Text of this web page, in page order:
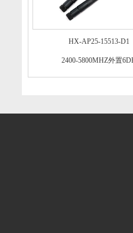
HX-AP25-15513-D1
2400-5800MHZ外置